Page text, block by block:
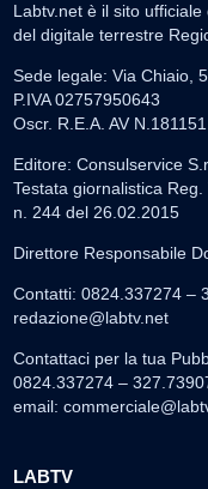
Labtv.net è il sito
del digitale terrestre
Sede legale: Via Chiaio,
P.IVA 02757950643
Oscr. R.E.A. AV N.181151
Editore: Consulservice
Testata giornalistica
n. 244 del 26.02.2015
Direttore Responsabile
Contatti: 0824.337274 –
redazione@labtv.net
Contattaci per la tua
0824.337274 –
email:
LABTV